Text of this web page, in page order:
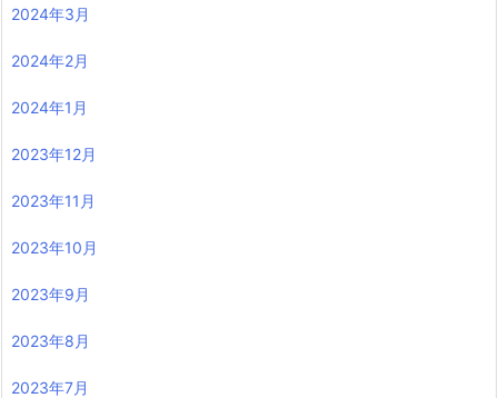
2024年3月
2024年2月
2024年1月
2023年12月
2023年11月
2023年10月
2023年9月
2023年8月
2023年7月